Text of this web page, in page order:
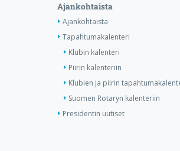
Ajankohtaista
Ajankohtaista
Tapahtumakalenteri
Klubin kalenteri
Piirin kalenteriin
Klubien ja piirin
Suomen Rotaryn kalenteriin
Presidentin uutiset